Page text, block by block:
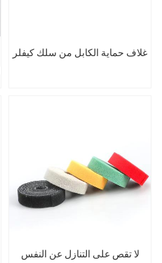
غلاف حماية الكابل من سلك كيفلر
لا تقص على التنازل عن النفس